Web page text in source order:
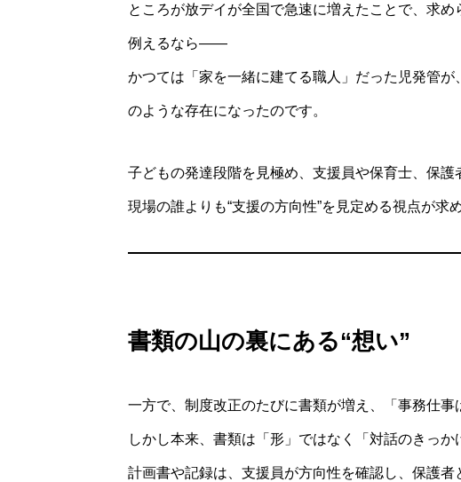
ところが放デイが全国で急速に増えたことで、求め
例えるなら――
かつては「家を一緒に建てる職人」だった児発管が
のような存在になったのです。
子どもの発達段階を見極め、支援員や保育士、保護
現場の誰よりも“支援の方向性”を見定める視点が求
書類の山の裏にある“想い”
一方で、制度改正のたびに書類が増え、「事務仕事
しかし本来、書類は「形」ではなく「対話のきっか
計画書や記録は、支援員が方向性を確認し、保護